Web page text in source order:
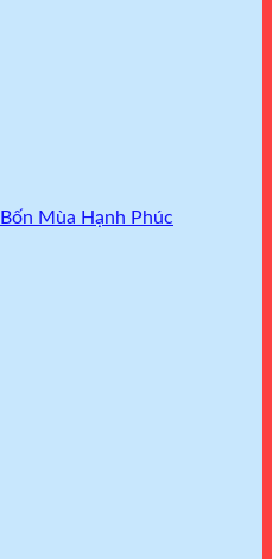
Mùa Hạnh Phúc